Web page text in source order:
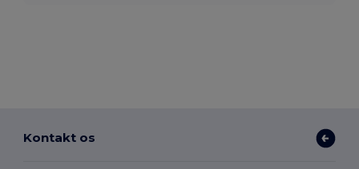
Kontakt os